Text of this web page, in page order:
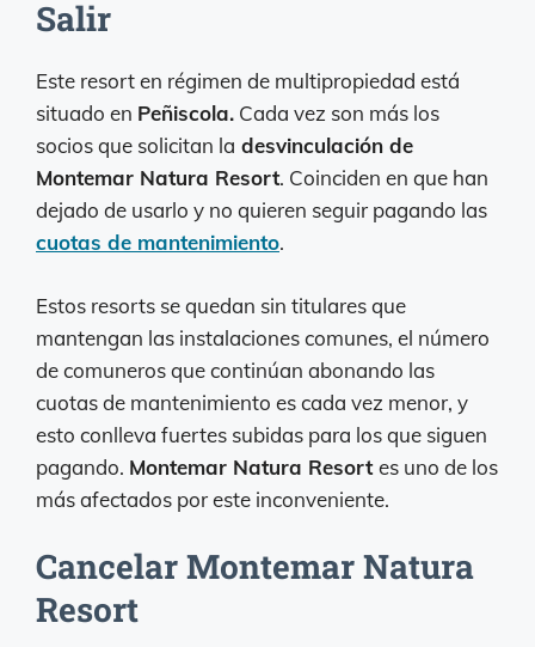
Salir
Este resort en régimen de multipropiedad está
situado en Peñiscola. Cada vez son más los
socios que solicitan la desvinculación de
Montemar Natura Resort. Coinciden en que han
dejado de usarlo y no quieren seguir pagando las
cuotas de mantenimiento.
Estos resorts se quedan sin titulares que
mantengan las instalaciones comunes, el número
de comuneros que continúan abonando las
cuotas de mantenimiento es cada vez menor, y
esto conlleva fuertes subidas para los que siguen
pagando. Montemar Natura Resortes uno de los
más afectados por este inconveniente.
Cancelar Montemar Natura
Resort